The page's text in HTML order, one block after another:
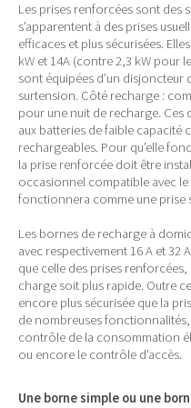
Les prises renforcées sont des
s’apparentent à des prises
efficaces et plus sécurisées.
kW et 14A (contre 2,3 kW pour
sont équipées d’un disjoncteur
surtension. Côté recharge :
pour une nuit de recharge.
aux batteries de faible capacité
rechargeables. Pour qu’elle
la prise renforcée doit être
occasionnel compatible avec
fonctionnera comme une prise
Les bornes de recharge à
avec respectivement 16 A et 32
que celle des prises
charge soit plus rapide. Outre
encore plus sécurisée que la
de nombreuses
contrôle de la consommation
ou encore le contrôle d’accès.
Une borne simple ou une